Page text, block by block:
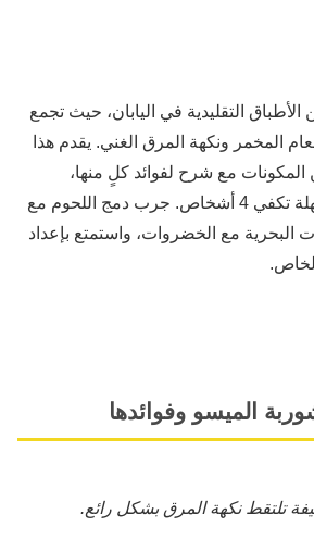
التقليدية في اليابان، حيث تجمع
المخمر ونكهة المرق الغني. يقدم هذا
المكونات مع شرح لفوائد كلٍ منها،
بالإضافة إلى وصفة سهلة تكفي 4 أشخاص. جرب دمج اللحوم مع
البحرية مع الخضروات، واستمتع بإعداد
الميسو وفوائدها
تلتقط نكهة المرق بشكل رائع.